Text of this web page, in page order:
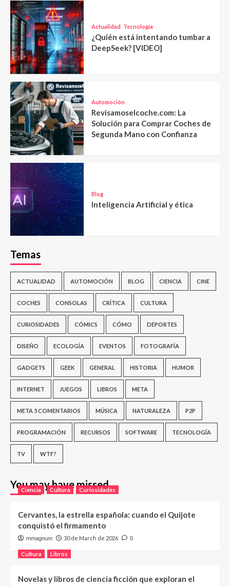
Actualidad Tecnología
¿Quién está intentando tumbar a
DeepSeek? [VIDEO]
Automoción
Revisamoselcoche.com: La
Solución para Comprar Coches de
Segunda Mano con Confianza
Blog
Inteligencia Artificial y ética
Temas
ACTUALIDAD AUTOMOCIÓN BLOG CIENCIA CINE
COCHES CONSOLAS CRÍTICA CULTURA
CURIOSIDADES CÓMICS CÓMO DEPORTES
DISEÑO ECOLOGÍA EVENTOS FOTOGRAFÍA
GADGETS GEEK GENERAL HISTORIA HUMOR
INTERNET JUEGOS LIBROS META
META 5 COMENTARIOS MÚSICA NATURALEZA P2P
PROGRAMACIÓN RECURSOS SOFTWARE TECNOLOGÍA
TV WTF?
You may have missed
Ciencia Cultura Curiosidades
Cervantes, la estrella española: cuando el Quijote
conquistó el firmamento
mmagnum 30 de March de 2026 0
Cultura Libros
Novelas y libros de ciencia ficción que exploran el